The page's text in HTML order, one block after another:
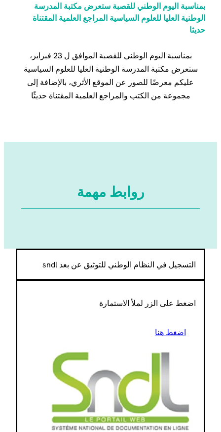
بمناسبة اليوم الوطني للقصبة ستعرض مكتبة المدرسة
الوطنية العليا للعلوم السياسية المراجع العلمية المقتناة
حديثا
بمناسبة اليوم الوطني للقصبة الموافق ل 23 فبراير،
ستعرض مكتبة المدرسة الوطنية العليا للعلوم السياسية
عليكم معرضًا للصور عن الموقع الأثري، بالإضافة إلى
مجموعة من الكتب والمراجع العلمية المقتناة حديثًا
روابط مهمة
التسجيل في النظام الوطني للتوثيق عن بعد sndl
اضغط على الزر لملأ الاستمارة
اضغط هنا